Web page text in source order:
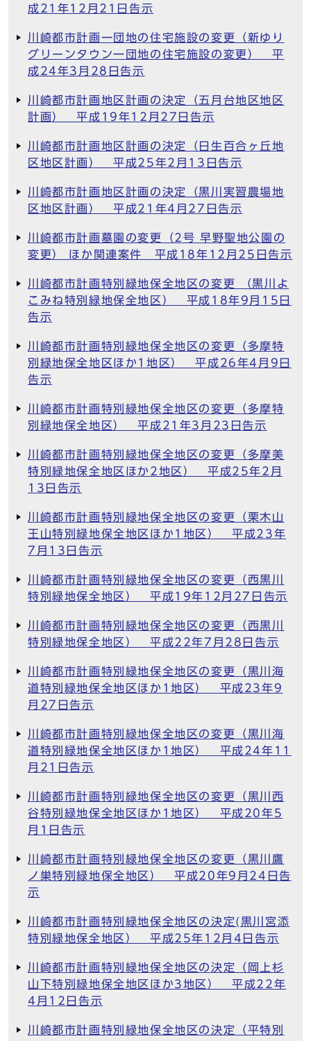
成21年12月21日告示
川崎都市計画一団地の住宅施設の変更（新ゆり
グリーンタウン一団地の住宅施設の変更） 平
成24年3月28日告示
川崎都市計画地区計画の決定（五月台地区地区
計画） 平成19年12月27日告示
川崎都市計画地区計画の決定（日生百合ヶ丘地
区地区計画） 平成25年2月13日告示
川崎都市計画地区計画の決定（黒川実習農場地
区地区計画） 平成21年4月27日告示
川崎都市計画墓園の変更（2号 早野聖地公園の
変更） ほか関連案件 平成18年12月25日告示
川崎都市計画特別緑地保全地区の変更 （黒川よ
こみね特別緑地保全地区） 平成18年9月15日
告示
川崎都市計画特別緑地保全地区の変更（多摩特
別緑地保全地区ほか1地区） 平成26年4月9日
告示
川崎都市計画特別緑地保全地区の変更（多摩特
別緑地保全地区） 平成21年3月23日告示
川崎都市計画特別緑地保全地区の変更（多摩美
特別緑地保全地区ほか2地区） 平成25年2月
13日告示
川崎都市計画特別緑地保全地区の変更（栗木山
王山特別緑地保全地区ほか1地区） 平成23年
7月13日告示
川崎都市計画特別緑地保全地区の変更（西黒川
特別緑地保全地区） 平成19年12月27日告示
川崎都市計画特別緑地保全地区の変更（西黒川
特別緑地保全地区） 平成22年7月28日告示
川崎都市計画特別緑地保全地区の変更（黒川海
道特別緑地保全地区ほか1地区） 平成23年9
月27日告示
川崎都市計画特別緑地保全地区の変更（黒川海
道特別緑地保全地区ほか1地区） 平成24年11
月21日告示
川崎都市計画特別緑地保全地区の変更（黒川西
谷特別緑地保全地区ほか1地区） 平成20年5
月1日告示
川崎都市計画特別緑地保全地区の変更（黒川鷹
ノ巣特別緑地保全地区） 平成20年9月24日告
示
川崎都市計画特別緑地保全地区の決定(黒川宮添
特別緑地保全地区） 平成25年12月4日告示
川崎都市計画特別緑地保全地区の決定（岡上杉
山下特別緑地保全地区ほか3地区） 平成22年
4月12日告示
川崎都市計画特別緑地保全地区の決定（平特別